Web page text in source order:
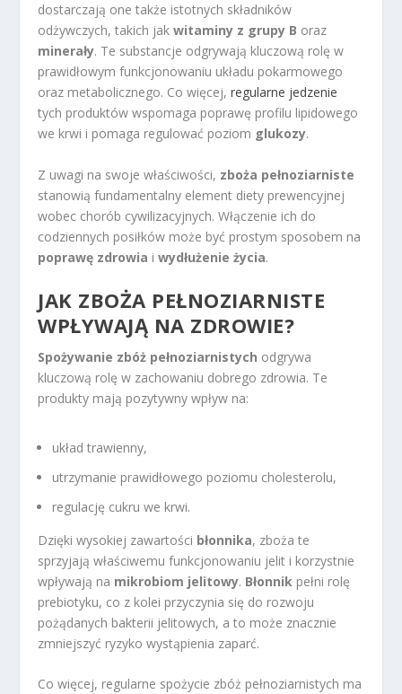
dostarczają one także istotnych składników
odżywczych, takich jakwitaminy z grupy B oraz
minerały. Te substancje odgrywają kluczową rolę w
prawidłowym funkcjonowaniu układu pokarmowego
oraz metabolicznego. Co więcej,regularne jedzenie
tych produktów wspomaga poprawę profilu lipidowego
we krwi i pomaga regulować poziom glukozy.
Z uwagi na swoje właściwości, zboża pełnoziarniste
stanowią fundamentalny element diety prewencyjnej
wobec chorób cywilizacyjnych. Włączenie ich do
codziennych posiłków może być prostym sposobem na
poprawę zdrowia iwydłużenie życia.
JAK ZBOŻA PEŁNOZIARNISTE
WPŁYWAJĄ NA ZDROWIE?
Spożywanie zbóż pełnoziarnistych odgrywa
kluczową rolę w zachowaniu dobrego zdrowia. Te
produkty mają pozytywny wpływ na:
układ trawienny,
utrzymanie prawidłowego poziomu cholesterolu,
regulację cukru we krwi.
Dzięki wysokiej zawartości błonnika, zboża te
sprzyjają właściwemu funkcjonowaniu jelit i korzystnie
wpływają na mikrobiom jelitowy. Błonnik pełni rolę
prebiotyku, co z kolei przyczynia się do rozwoju
pożądanych bakterii jelitowych, a to może znacznie
zmniejszyć ryzyko wystąpienia zaparć.
Co więcej, regularne spożycie zbóż pełnoziarnistych ma